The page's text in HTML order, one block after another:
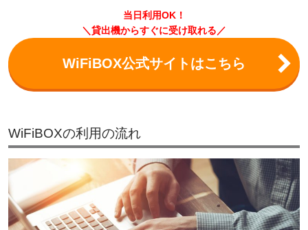
当日利用OK！
＼貸出機からすぐに受け取れる／
WiFiBOX公式サイトはこちら
WiFiBOXの利用の流れ